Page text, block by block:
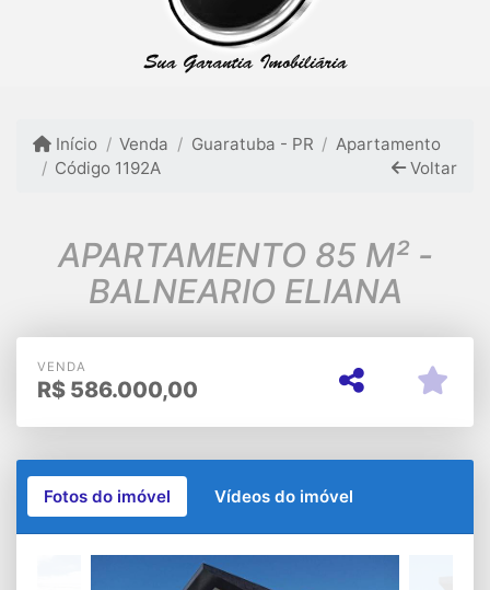
Início Venda Guaratuba - PR
Apartamento
Código 1192A
Voltar
APARTAMENTO 85 M² -
BALNEARIO ELIANA
VENDA
R$ 586.000,00
Fotos do imóvel Vídeos do imóvel